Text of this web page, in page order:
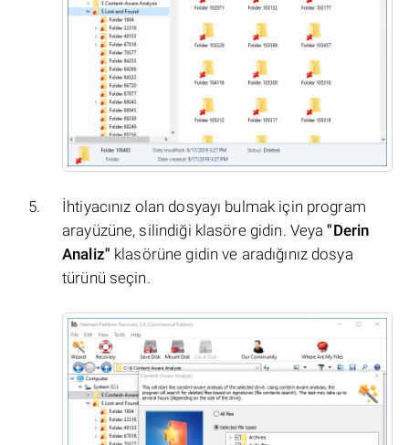
İhtiyacınız olan dosyayı bulmak için program
arayüzüne, silindiği klasöre gidin. Veya"Derin
Analiz" klasörüne gidin ve aradığınız dosya
türünü seçin.